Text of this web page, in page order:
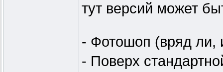
тут версий может
- Фотошоп (вряд ли,
- Поверх